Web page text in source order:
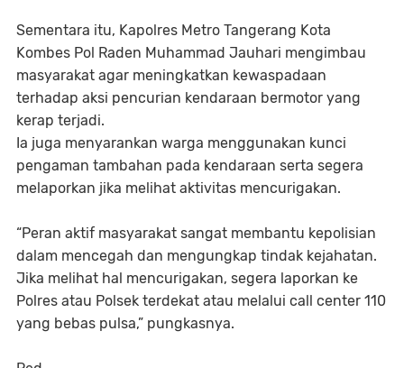
Sementara itu, Kapolres Metro Tangerang Kota
Kombes Pol Raden Muhammad Jauhari mengimbau
masyarakat agar meningkatkan kewaspadaan
terhadap aksi pencurian kendaraan bermotor yang
kerap terjadi.
Ia juga menyarankan warga menggunakan kunci
pengaman tambahan pada kendaraan serta segera
melaporkan jika melihat aktivitas mencurigakan.
“Peran aktif masyarakat sangat membantu kepolisian
dalam mencegah dan mengungkap tindak kejahatan.
Jika melihat hal mencurigakan, segera laporkan ke
Polres atau Polsek terdekat atau melalui call center 110
yang bebas pulsa,” pungkasnya.